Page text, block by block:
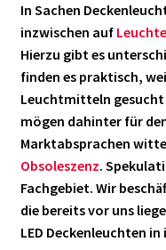
In Sachen
inzwischen auf
Hierzu gibt es
finden es praktisch,
Leuchtmitteln gesucht
mögen dahinter für
Marktabsprachen
Obsoleszenz.
Fachgebiet. Wir
die bereits vor uns
LED Deckenleuchten